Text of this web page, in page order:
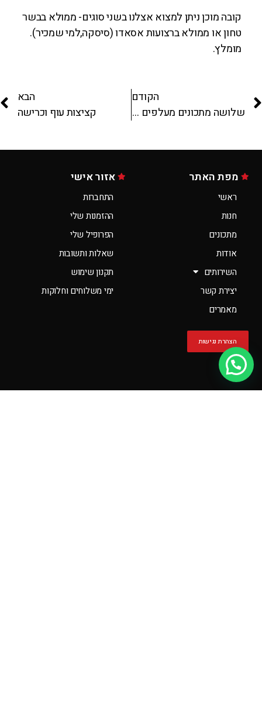
קובה מוכן ניתן למצוא אצלנו בשני סוגים- ממולא בבשר
טחון או ממולא ברצועות אסאדו (סיסקה,למי שמכיר).
מומלץ.
הקודם
שלושה מתכונים מעלפים ושלושתם משייטל!!!
הבא
קציצות עוף וכרישה
מפת האתר
ראשי
חנות
מתכונים
אודות
השירותים
יצירת קשר
מאמרים
הצהרת נגישות
אזור אישי
התחברות
ההזמנות שלי
הפרופיל שלי
שאלות ותשובות
תקנון שימוש
ימי משלוחים וחלוקות